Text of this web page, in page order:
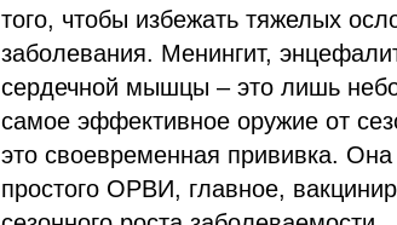
того, чтобы избежать тяжелых
заболевания. Менингит,
сердечной мышцы – это лишь
самое эффективное оружие от
это своевременная прививка.
простого ОРВИ, главное,